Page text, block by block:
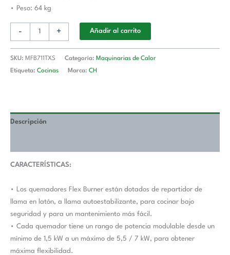
• Peso: 64 kg
- + Añadir al carrito
SKU: MFB711TXS Categoría: Maquinarias de Calor
Etiqueta: Cocinas Marca: CH
Descripción
CARACTERÍSTICAS:
• Los quemadores Flex Burner están dotados de repartidor de
llama en latón, a llama autoestabilizante, para cocinar bajo
seguridad y para un mantenimiento más fácil.
• Cada quemador tiene un rango de potencia modulable desde un
mínimo de 1,5 kW a un máximo de 5,5 / 7 kW, para obtener
máxima flexibilidad.